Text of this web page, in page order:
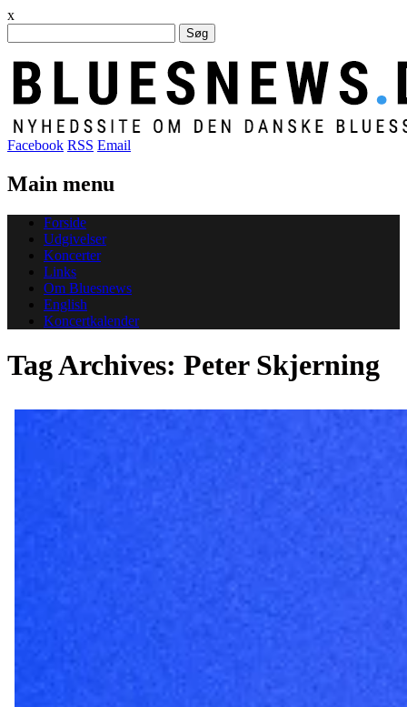
x
efter:
Facebook RSS Email
Main menu
Skip
content
Forside
Udgivelser
Koncerter
Links
Om Bluesnews
English
Koncertkalender
Tag Archives: Peter Skjerning